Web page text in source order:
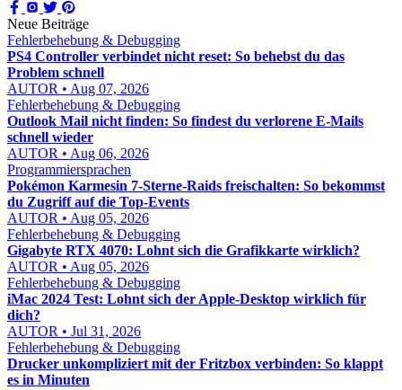
Neue Beiträge
Fehlerbehebung & Debugging
PS4 Controller verbindet nicht reset: So behebst du das
Problem schnell
AUTOR • Aug 07, 2026
Fehlerbehebung & Debugging
Outlook Mail nicht finden: So findest du verlorene E-Mails
schnell wieder
AUTOR • Aug 06, 2026
Programmiersprachen
Pokémon Karmesin 7-Sterne-Raids freischalten: So bekommst
du Zugriff auf die Top-Events
AUTOR • Aug 05, 2026
Fehlerbehebung & Debugging
Gigabyte RTX 4070: Lohnt sich die Grafikkarte wirklich?
AUTOR • Aug 05, 2026
Fehlerbehebung & Debugging
iMac 2024 Test: Lohnt sich der Apple-Desktop wirklich für
dich?
AUTOR • Jul 31, 2026
Fehlerbehebung & Debugging
Drucker unkompliziert mit der Fritzbox verbinden: So klappt
es in Minuten